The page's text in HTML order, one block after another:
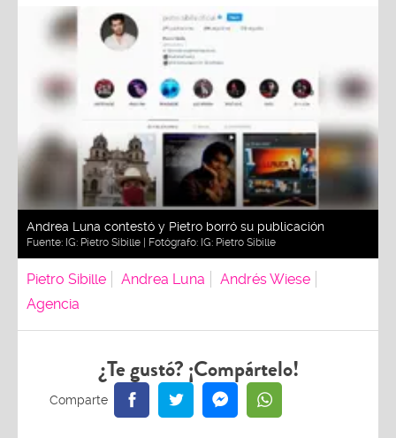
Andrea Luna contestó y Pietro borró su publicación
Fuente: IG: Pietro Sibille | Fotógrafo: IG: Pietro Sibille
Pietro Sibille Andrea Luna
Andrés Wiese
Agencia
¿Te gustó? ¡Compártelo!